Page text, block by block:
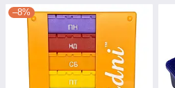
–8%